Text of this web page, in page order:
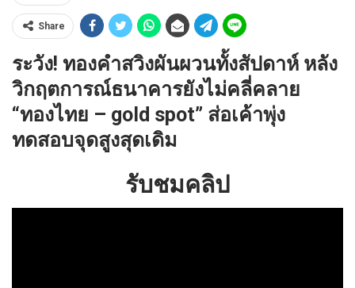
Share
ระวัง! ทองคำสวิงผันผวนทั้งสัปดาห์ หลัง
วิกฤตการณ์ธนาคารยังไม่คลี่คลาย
“ทองไทย – gold spot” ส่อเค้าพุ่ง
ทดสอบจุดสูงสุดเดิม
รับชมคลิป